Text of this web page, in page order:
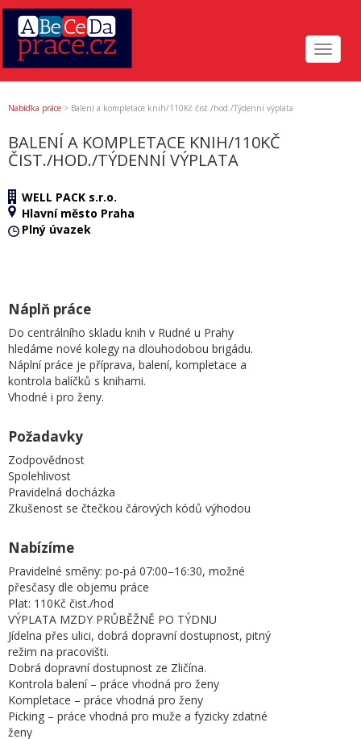
Toggle
Nabídka práce > Balení a kompletace knih/110Kč čist./hod./Týdenní výplata
BALENÍ A KOMPLETACE KNIH/110KČ
ČIST./HOD./TÝDENNÍ VÝPLATA
WELL PACK s.r.o.
Hlavní město Praha
Plný úvazek
Náplň práce
Do centrálního skladu knih v Rudné u Prahy
hledáme nové kolegy na dlouhodobou brigádu.
Náplní práce je příprava, balení, kompletace a
kontrola balíčků s knihami.
Vhodné i pro ženy.
Požadavky
Zodpovědnost
Spolehlivost
Pravidelná docházka
Zkušenost se čtečkou čárových kódů výhodou
Nabízíme
Pravidelné směny: po-pá 07:00–16:30, možné
přesčasy dle objemu práce
Plat: 110Kč čist./hod
VÝPLATA MZDY PRŮBĚŽNĚ PO TÝDNU
Jídelna přes ulici, dobrá dopravní dostupnost, pitný
režim na pracovišti.
Dobrá dopravní dostupnost ze Zličína.
Kontrola balení – práce vhodná pro ženy
Kompletace – práce vhodná pro ženy
Picking – práce vhodná pro muže a fyzicky zdatné
ženy